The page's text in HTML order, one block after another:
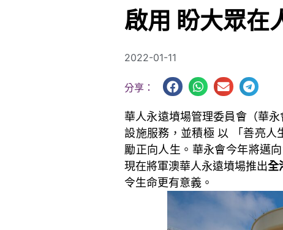
啟用 盼大眾在
2022-01-11
分享：
華人永遠墳場管理委員會（華
設施服務，並積極 以 「善亮人
勵正向人生。華永會今年將邁
現在將軍澳華人永遠墳場推出全
令生命更有意義。